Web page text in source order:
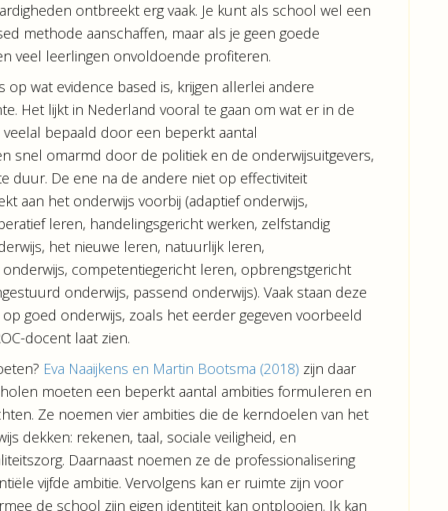
ontbreekt erg vaak. Je kunt als school wel een
methode aanschaffen, maar als je geen goede
veel leerlingen onvoldoende profiteren.
op wat evidence based is, krijgen allerlei andere
Het lijkt in Nederland vooral te gaan om wat er in de
veelal bepaald door een beperkt aantal
snel omarmd door de politiek en de onderwijsuitgevers,
duur. De ene na de andere niet op effectiviteit
aan het onderwijs voorbij (adaptief onderwijs,
leren, handelingsgericht werken, zelfstandig
het nieuwe leren, natuurlijk leren,
competentiegericht leren, opbrengstgericht
onderwijs, passend onderwijs). Vaak staan deze
op goed onderwijs, zoals het eerder gegeven voorbeeld
docent laat zien.
Eva Naaijkens en Martin Bootsma (2018) zijn daar
moeten een beperkt aantal ambities formuleren en
Ze noemen vier ambities die de kerndoelen van het
dekken: rekenen, taal, sociale veiligheid, en
Daarnaast noemen ze de professionalisering
vijfde ambitie. Vervolgens kan er ruimte zijn voor
de school zijn eigen identiteit kan ontplooien. Ik kan